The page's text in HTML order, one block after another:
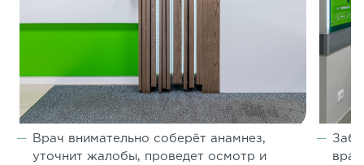
Врач внимательно соберёт анамнез,
уточнит жалобы, проведет осмотр и